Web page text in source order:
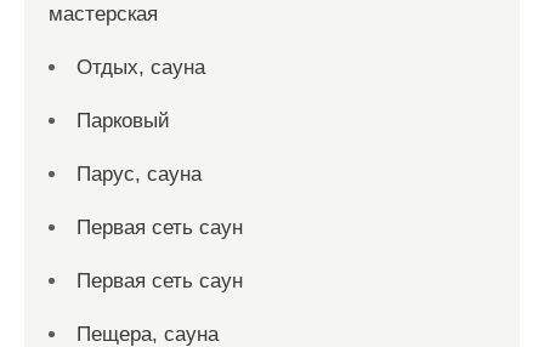
мастерская
Отдых, сауна
Парковый
Парус, сауна
Первая сеть саун
Первая сеть саун
Пещера, сауна